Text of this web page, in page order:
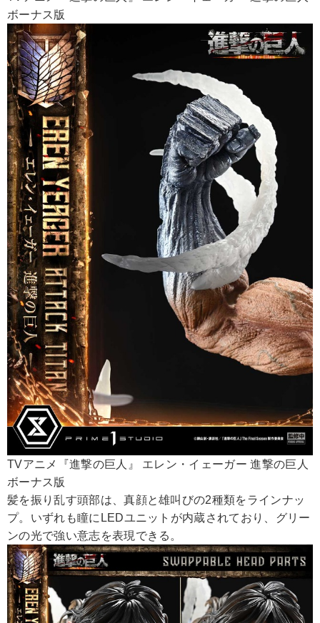
ボーナス版
TVアニメ『進撃の巨人』 エレン・イェーガー 進撃の巨人
ボーナス版
髪を振り乱す頭部は、真顔と雄叫びの2種類をラインナッ
プ。いずれも瞳にLEDユニットが内蔵されており、グリー
ンの光で強い意志を表現できる。